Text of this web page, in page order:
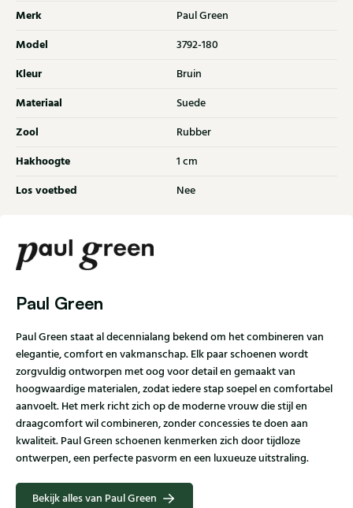
Merk Paul Green
Model 3792-180
Kleur Bruin
Materiaal Suede
Zool Rubber
Hakhoogte 1 cm
Los voetbed Nee
Paul Green
Paul Green staat al decennialang bekend om het combineren van
elegantie, comfort en vakmanschap. Elk paar schoenen wordt
zorgvuldig ontworpen met oog voor detail en gemaakt van
hoogwaardige materialen, zodat iedere stap soepel en comfortabel
aanvoelt. Het merk richt zich op de moderne vrouw die stijl en
draagcomfort wil combineren, zonder concessies te doen aan
kwaliteit. Paul Green schoenen kenmerken zich door tijdloze
ontwerpen, een perfecte pasvorm en een luxueuze uitstraling.
Bekijk alles van Paul Green